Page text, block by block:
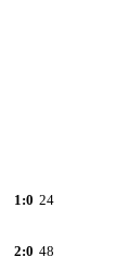
1:0 24
2:0 48